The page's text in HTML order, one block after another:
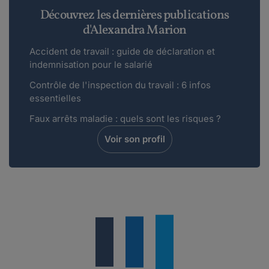
Bonjour,Je vous suggère de poser la question
sur nos forums en précisant bien votre conv...
le 16-04-2020
Bonjour,Dans ma convention collective
(bricolage), il est indiqué qu'il faut avoir
minimu...
Lire plus
Bonjour,Avez-vous essayé d'ouvrir une
Découvrez les dernières publications
d'Alexandra Marion
Accident de travail : guide de déclaration et
indemnisation pour le salarié
Contrôle de l'inspection du travail : 6 infos
essentielles
Faux arrêts maladie : quels sont les risques ?
Voir son profil